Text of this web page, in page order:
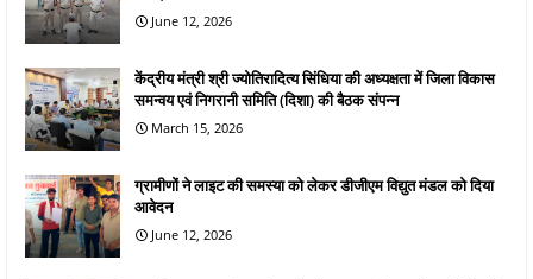
June 12, 2026
केंद्रीय मंत्री श्री ज्योतिरादित्य सिंधिया की अध्यक्षता में जिला विकास
समन्वय एवं निगरानी समिति (दिशा) की बैठक संपन्न
March 15, 2026
ग्रामीणों ने लाइट की समस्या को लेकर डीजीएम विद्युत मंडल को दिया
आवेदन
June 12, 2026